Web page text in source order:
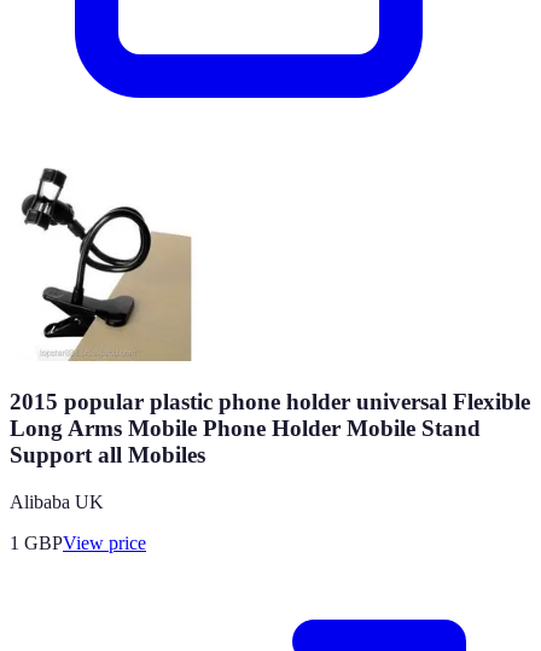
2015 popular plastic phone holder universal Flexible
Long Arms Mobile Phone Holder Mobile Stand
Support all Mobiles
Alibaba UK
1 GBPView price